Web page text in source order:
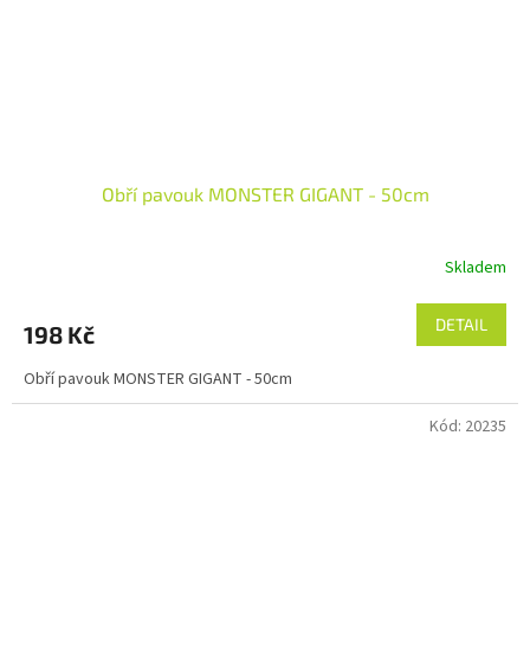
Obří pavouk MONSTER GIGANT - 50cm
Skladem
198 Kč DETAIL
Obří pavouk MONSTER GIGANT - 50cm
Kód: 20235